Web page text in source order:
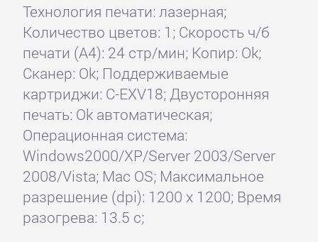
Технология печати: лазерная;
Количество цветов: 1; Скорость ч/б
печати (А4): 24 стр/мин; Копир: Ok;
Сканер: Ok; Поддерживаемые
картриджи: C-EXV18; Двусторонняя
печать: Ok автоматическая;
Операционная система:
Windows2000/XP/Server 2003/Server
2008/Vista; Mac OS; Максимальное
разрешение (dpi): 1200 x 1200; Время
разогрева: 13.5 с;